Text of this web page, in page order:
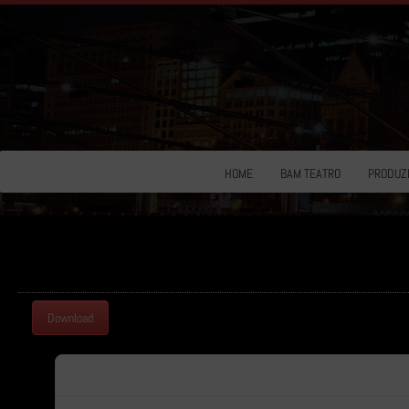
HOME BAM TEATRO
Download